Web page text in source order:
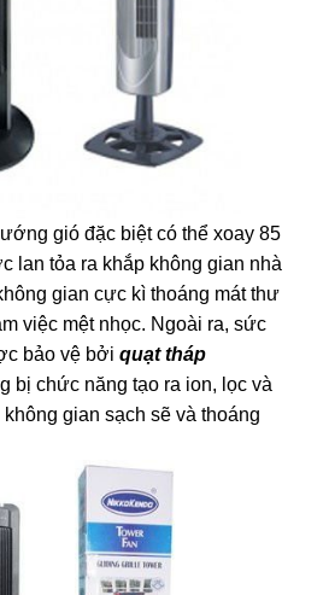
gió đặc biệt có thể xoay 85
lan tỏa ra khắp không gian nhà
gian cực kì thoáng mát thư
việc mệt nhọc. Ngoài ra, sức
bảo vệ bởi quạt tháp
bị chức năng tạo ra ion, lọc và
gian sạch sẽ và thoáng